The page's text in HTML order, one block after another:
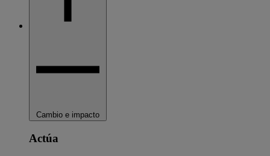
Cambio e impacto
Actúa